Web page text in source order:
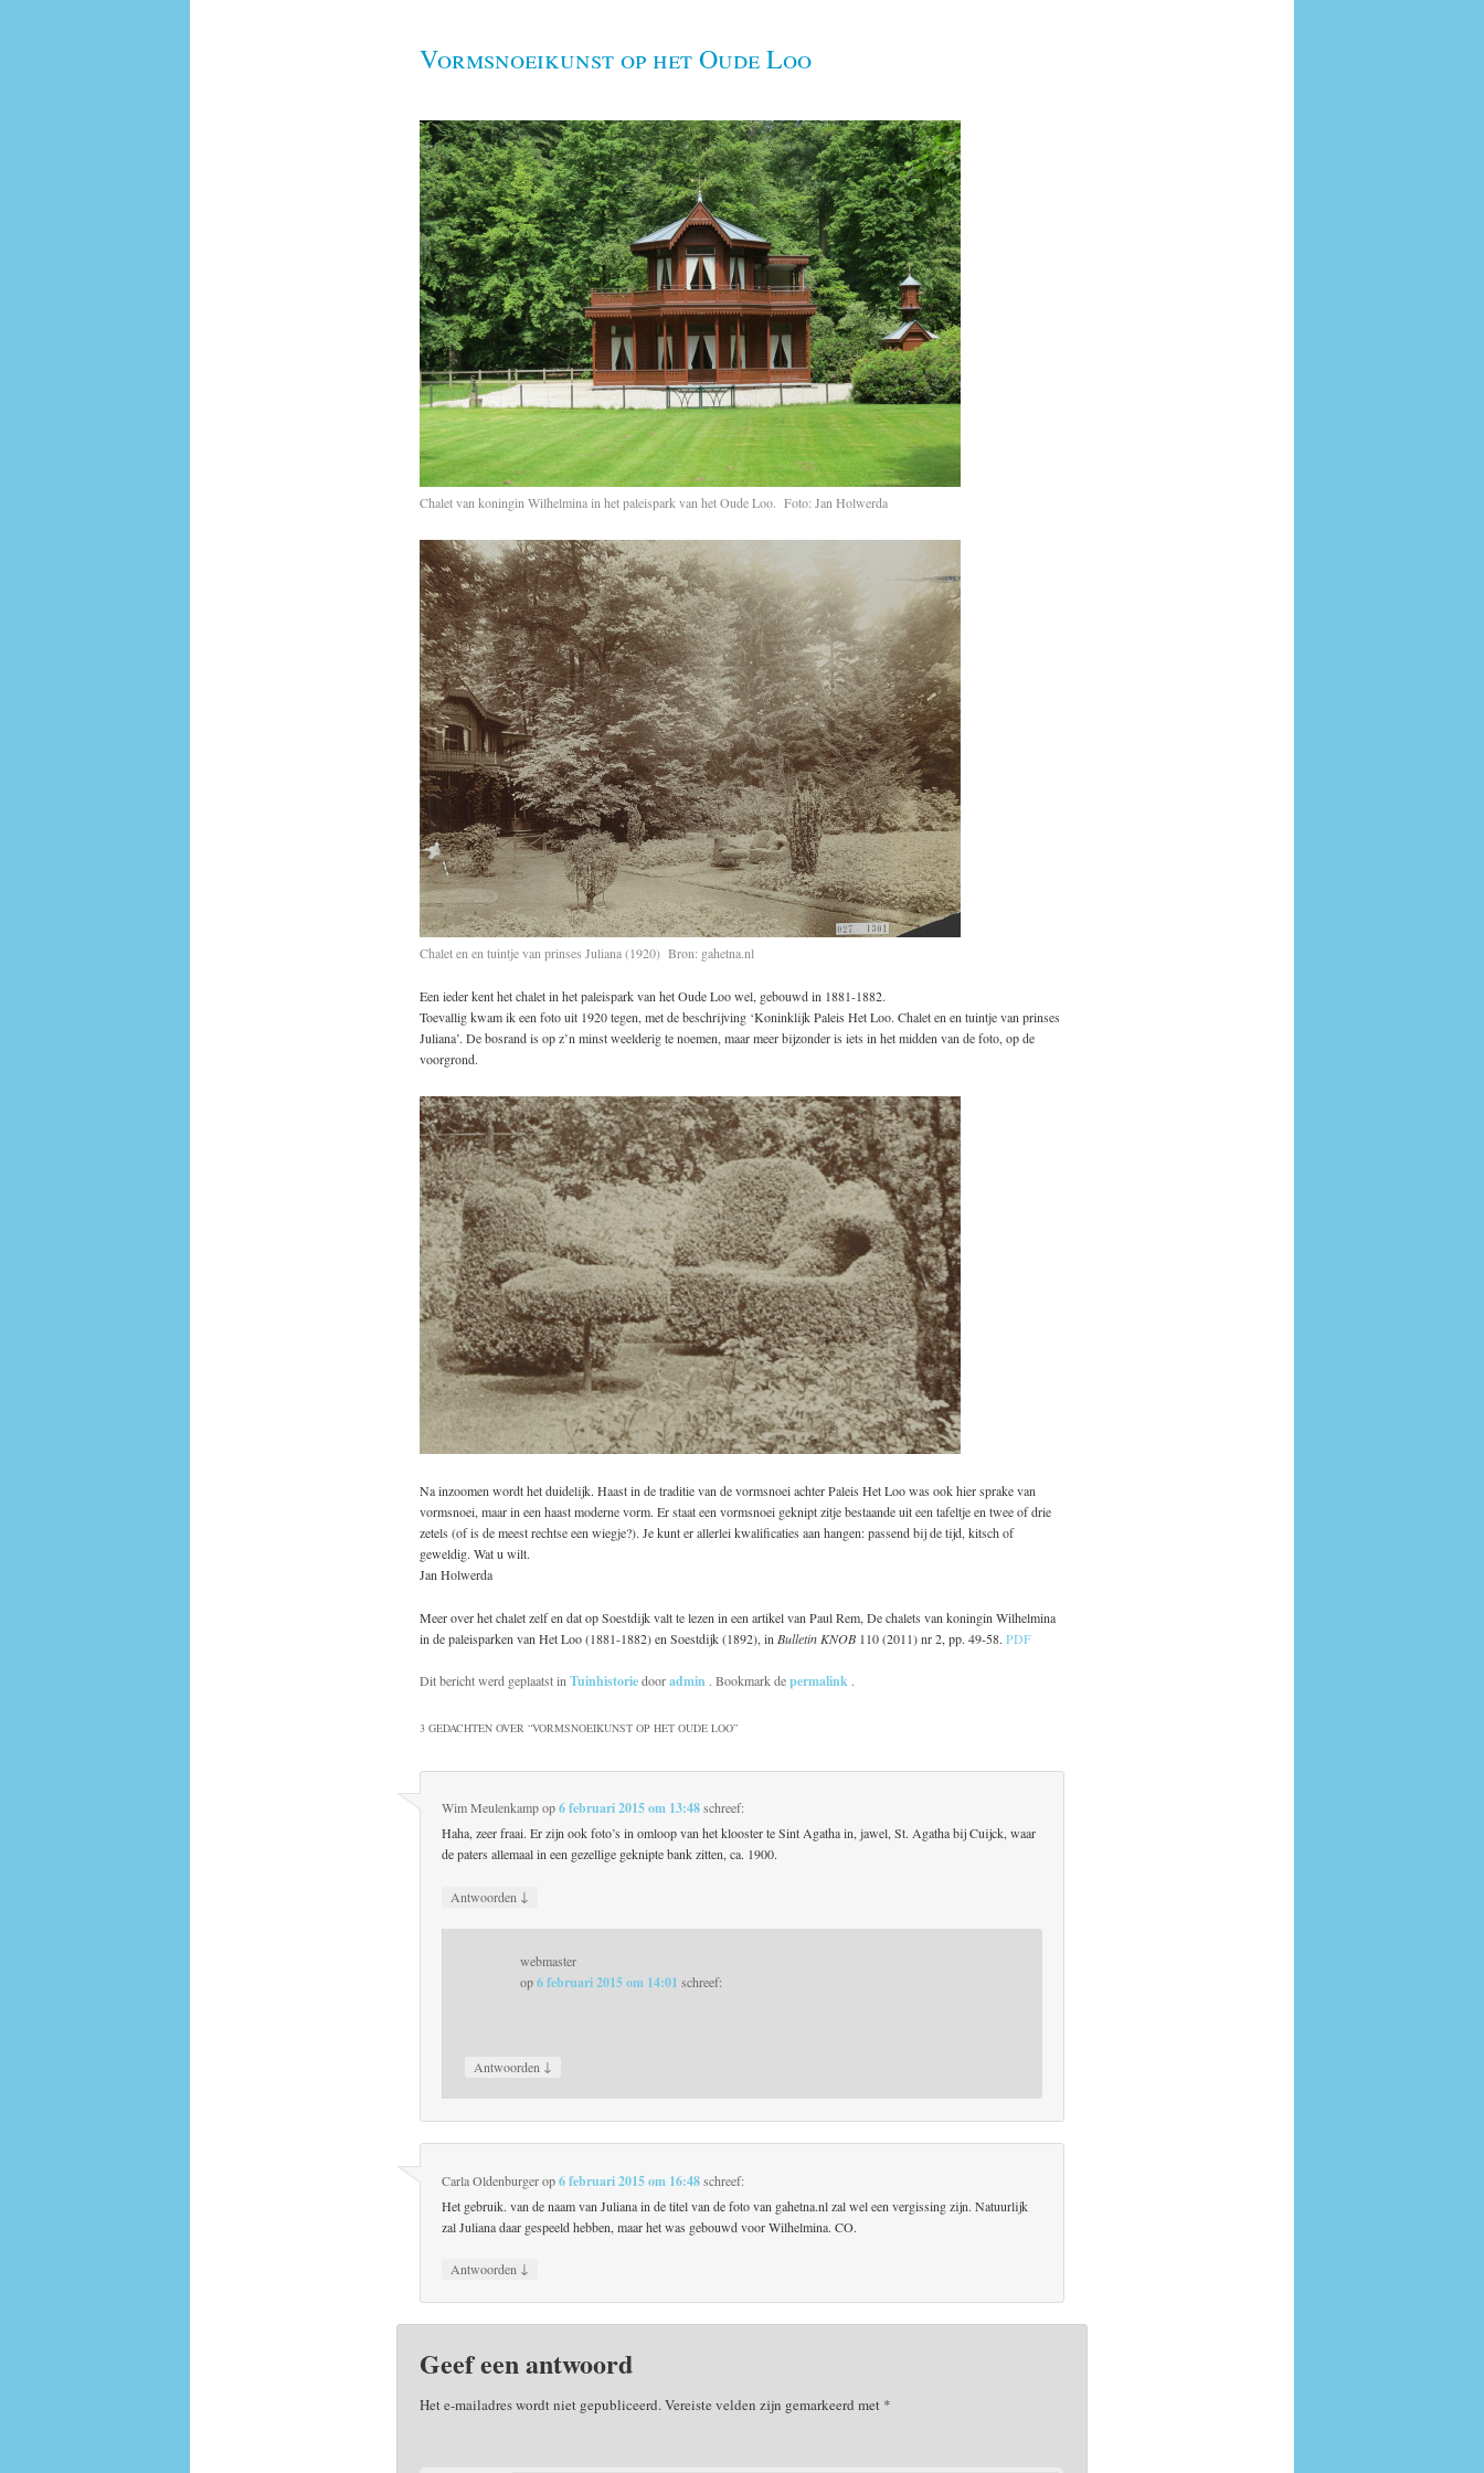
Vormsnoeikunst op het Oude Loo
Chalet van koningin Wilhelmina in het paleispark van het Oude Loo. Foto: Jan Holwerda
Chalet en en tuintje van prinses Juliana (1920) Bron: gahetna.nl
Een ieder kent het chalet in het paleispark van het Oude Loo wel, gebouwd in 1881-1882.
Toevallig kwam ik een foto uit 1920 tegen, met de beschrijving ‘Koninklijk Paleis Het Loo. Chalet en en tuintje van prinses
Juliana’. De bosrand is op z’n minst weelderig te noemen, maar meer bijzonder is iets in het midden van de foto, op de
voorgrond.
Na inzoomen wordt het duidelijk. Haast in de traditie van de vormsnoei achter Paleis Het Loo was ook hier sprake van
vormsnoei, maar in een haast moderne vorm. Er staat een vormsnoei geknipt zitje bestaande uit een tafeltje en twee of drie
zetels (of is de meest rechtse een wiegje?). Je kunt er allerlei kwalificaties aan hangen: passend bij de tijd, kitsch of
geweldig. Wat u wilt.
Jan Holwerda
Meer over het chalet zelf en dat op Soestdijk valt te lezen in een artikel van Paul Rem, De chalets van koningin Wilhelmina
in de paleisparken van Het Loo (1881-1882) en Soestdijk (1892), in Bulletin KNOB110 (2011) nr 2, pp. 49-58. PDF
Dit bericht werd geplaatst inTuinhistoriedooradmin . Bookmark depermalink .
3 GEDACHTEN OVER “VORMSNOEIKUNST OP HET OUDE LOO”
Wim Meulenkampop6 februari 2015 om 13:48 schreef:
Haha, zeer fraai. Er zijn ook foto’s in omloop van het klooster te Sint Agatha in, jawel, St. Agatha bij Cuijck, waar
de paters allemaal in een gezellige geknipte bank zitten, ca. 1900.
Antwoorden ↓
webmaster
op6 februari 2015 om 14:01 schreef:
Antwoorden ↓
Carla Oldenburgerop6 februari 2015 om 16:48 schreef:
Het gebruik. van de naam van Juliana in de titel van de foto van gahetna.nl zal wel een vergissing zijn. Natuurlijk
zal Juliana daar gespeeld hebben, maar het was gebouwd voor Wilhelmina. CO.
Antwoorden ↓
Geef een antwoord
Het e-mailadres wordt niet gepubliceerd.Vereiste velden zijn gemarkeerd met *